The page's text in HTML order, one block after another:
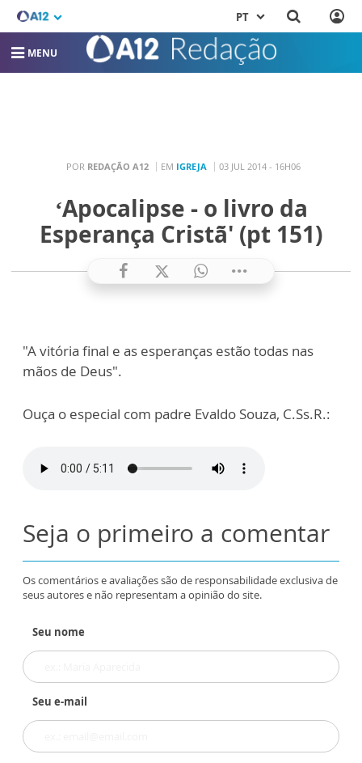
PT
MENU
POR REDAÇÃO A12 EM IGREJA 03 JUL 2014 - 16H06
‘Apocalipse - o livro da
Esperança Cristã' (pt 151)
"A vitória final e as esperanças estão todas nas
mãos de Deus".
Ouça o especial com padre Evaldo Souza, C.Ss.R.:
Seja o primeiro a comentar
Os comentários e avaliações são de responsabilidade exclusiva de
seus autores e não representam a opinião do site.
Seu nome
Seu e-mail